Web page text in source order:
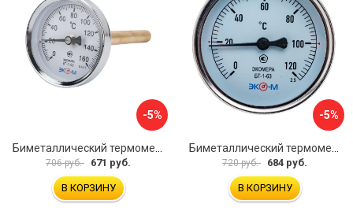
-5%
706 руб. 671 руб.
В КОРЗИНУ
-5%
720 руб. 684 руб.
В КОРЗИНУ